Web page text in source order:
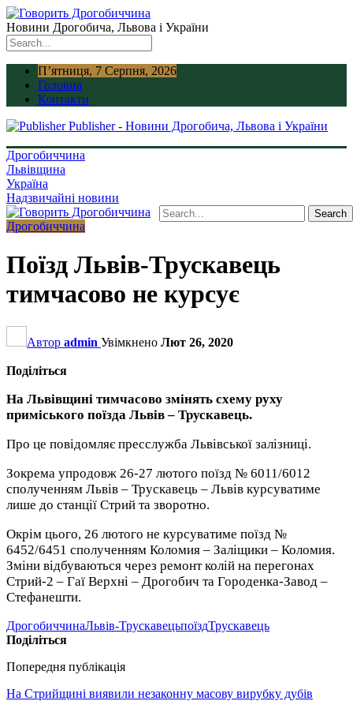
Новини Дрогобича, Львова і України
П’ятниця, 7 Серпня, 2026
Головна
Контакти
Publisher - Новини Дрогобича, Львова і України
Дрогобиччина
Львівщина
Україна
Надзвичайні новини
Дрогобиччина
Поїзд Львів-Трускавець
тимчасово не курсує
Автор admin Увімкнено Лют 26, 2020
Поділіться
На Львівщині тимчасово змінять схему руху
приміського поїзда Львів – Трускавець.
Про це повідомляє пресслужба Львівської залізниці.
Зокрема упродовж 26-27 лютого поїзд № 6011/6012
сполученням Львів – Трускавець – Львів курсуватиме
лише до станції Стрий та зворотно.
Окрім цього, 26 лютого не курсуватиме поїзд №
6452/6451 сполученням Коломия – Заліщики – Коломия.
Зміни відбуваються через ремонт колій на перегонах
Стрий-2 – Гаї Верхні – Дрогобич та Городенка-Завод –
Стефанешти.
ДрогобиччинаЛьвів-ТрускавецьпоїздТрускавець
Поділіться
Попередня публікація
На Стрийщині виявили незаконну масову вирубку дубів